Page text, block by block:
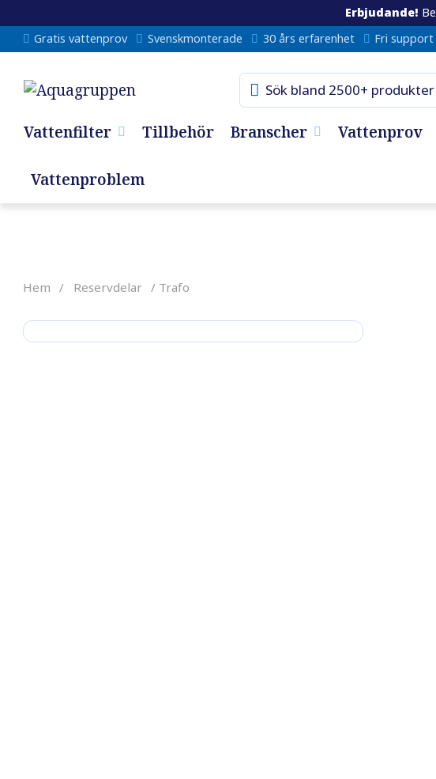
Erbjudande!
Gratis vattenprov
Svenskmonterade 30 års erfarenhet Fri support
Vattenfilter Tillbehör Branscher Vattenprov
Vattenproblem
Hem / Reservdelar / Trafo